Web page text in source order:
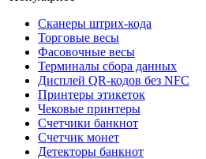
Сканеры штрих-кода
Торговые весы
Фасовочные весы
Терминалы сбора данных
Дисплей QR-кодов без NFC
Принтеры этикеток
Чековые принтеры
Счетчики банкнот
Счетчик монет
Детекторы банкнот